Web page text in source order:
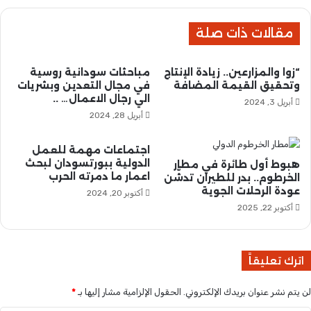
)ب
د
ي
ن
ح
ر
ة
ب
ا
ي
ا
ل
مقالات ذات صلة
“زوا والمزارعين.. زيادة الإنتاج
وتحقيق القيمة المضافة
أبريل 3, 2024
مباحثات سودانية روسية
في مجال التعدين وبشريات
الي رجال الاعمال… ..
أبريل 28, 2024
هبوط أول طائرة في مطار
الخرطوم.. بدر للطيران تدشّن
عودة الرحلات الجوية
أكتوبر 22, 2025
اجتماعات مهمة للعمل
الدولية ببورتسودان لبحث
اعمار ما دمرته الحرب
أكتوبر 20, 2024
اترك تعليقاً
لن يتم نشر عنوان بريدك الإلكتروني. الحقول الإلزامية مشار إليها بـ *